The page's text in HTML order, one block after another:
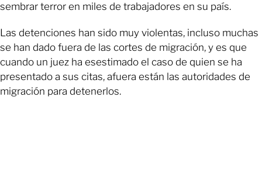
sembrar terror en miles de trabajadores en su país.
Las detenciones han sido muy violentas, incluso muchas
se han dado fuera de las cortes de migración, y es que
cuando un juez ha esestimado el caso de quien se ha
presentado a sus citas, afuera están las autoridades de
migración para detenerlos.